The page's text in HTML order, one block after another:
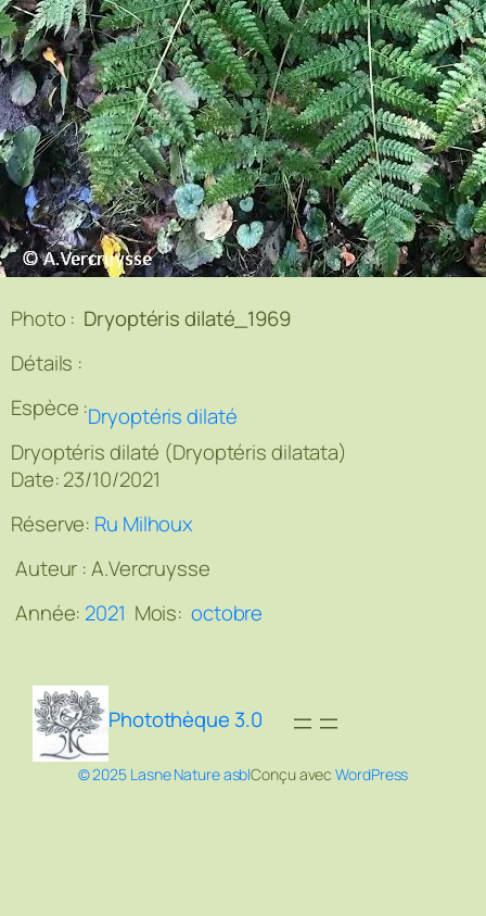
Photo : Dryoptéris dilaté_1969
Détails :
Espèce :Dryoptéris dilaté
Dryoptéris dilaté (Dryoptéris dilatata)
Date: 23/10/2021
Réserve: Ru Milhoux
Auteur :A.Vercruysse
Année: 2021 Mois: octobre
Photothèque 3.0
© 2025 Lasne Nature asblConçu avecWordPress